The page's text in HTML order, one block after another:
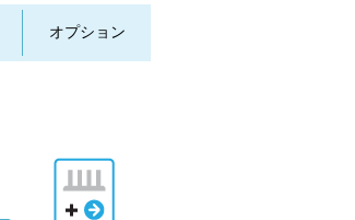
オプション
取付方法
選択